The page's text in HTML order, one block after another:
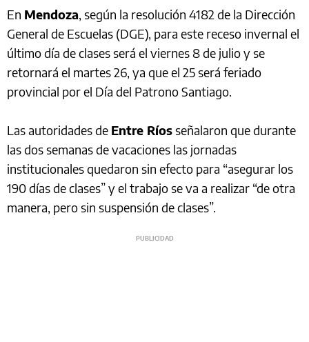
En Mendoza, según la resolución 4182 de la Dirección
General de Escuelas (DGE), para este receso invernal el
último día de clases será el viernes 8 de julio y se
retornará el martes 26, ya que el 25 será feriado
provincial por el Día del Patrono Santiago.
Las autoridades de Entre Ríosseñalaron que durante
las dos semanas de vacaciones las jornadas
institucionales quedaron sin efecto para “asegurar los
190 días de clases” y el trabajo se va a realizar “de otra
manera, pero sin suspensión de clases”.